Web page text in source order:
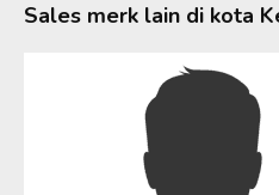
Sales merk lain di kota